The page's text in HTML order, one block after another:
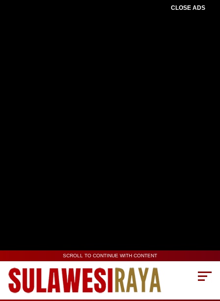
CLOSE ADS
SCROLL TO CONTINUE WITH CONTENT